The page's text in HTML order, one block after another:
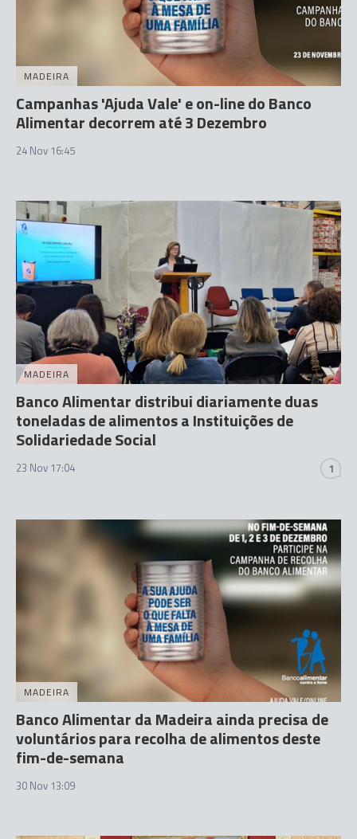
MADEIRA
Campanhas 'Ajuda Vale' e on-line do Banco
Alimentar decorrem até 3 Dezembro
24 Nov 16:45
MADEIRA
Banco Alimentar distribui diariamente duas
toneladas de alimentos a Instituições de
Solidariedade Social
23 Nov 17:04 1
MADEIRA
Banco Alimentar da Madeira ainda precisa de
voluntários para recolha de alimentos deste
fim-de-semana
30 Nov 13:09